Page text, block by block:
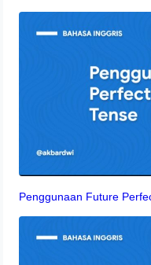
Penggunaan Future